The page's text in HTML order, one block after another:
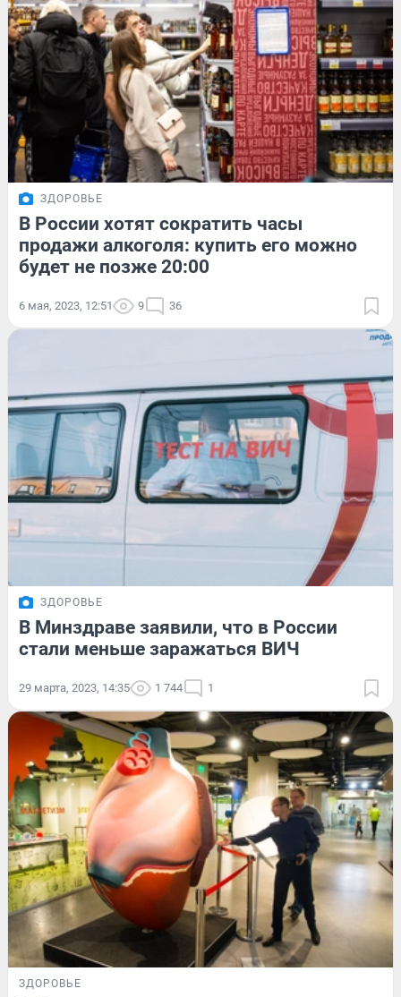
ЗДОРОВЬЕ
В России хотят сократить часы
продажи алкоголя: купить его можно
будет не позже 20:00
6 мая, 2023, 12:51 9 36
ЗДОРОВЬЕ
В Минздраве заявили, что в России
стали меньше заражаться ВИЧ
29 марта, 2023, 14:35 1 744 1
ЗДОРОВЬЕ